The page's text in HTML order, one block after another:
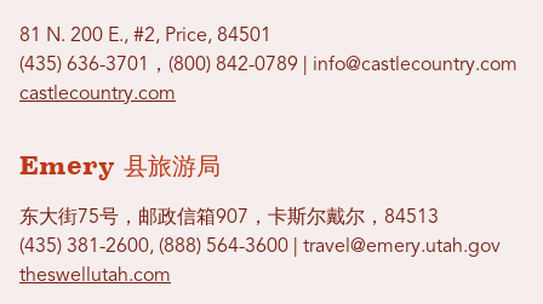
81 N. 200 E., #2, Price, 84501
(435) 636-3701，(800) 842-0789 | info@castlecountry.com
castlecountry.com
Emery 县旅游局
东大街75号，邮政信箱907，卡斯尔戴尔，84513
(435) 381-2600, (888) 564-3600 | travel@emery.utah.gov
theswellutah.com